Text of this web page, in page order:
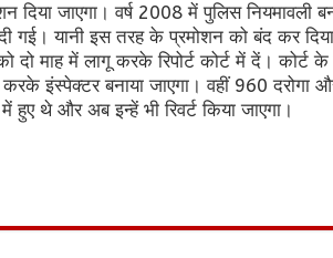
जाएगा। वर्ष 2008 में पुलिस नियमावली
यानी इस तरह के प्रमोशन को बंद कर
दो माह में लागू करके रिपोर्ट कोर्ट में दें। कोर्ट
इंस्पेक्टर बनाया जाएगा। वहीं 960 दरोगा
थे और अब इन्हें भी रिवर्ट किया जाएगा।